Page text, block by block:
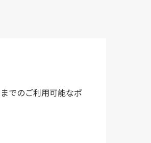
でのご利用可能なポ